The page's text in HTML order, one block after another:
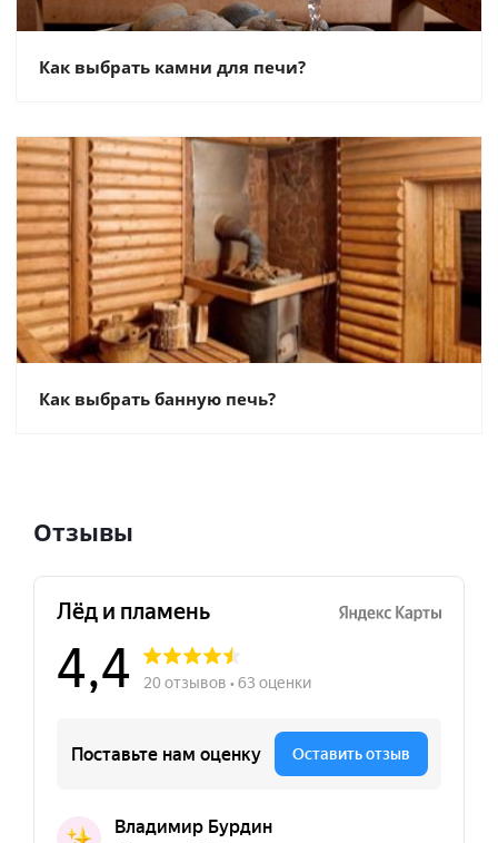
Как выбрать камни для печи?
Как выбрать банную печь?
Отзывы